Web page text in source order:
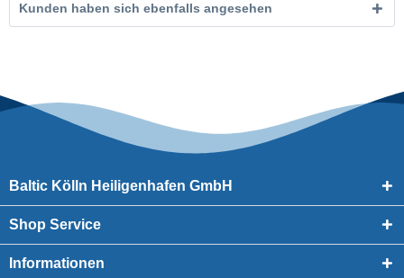
Kunden haben sich ebenfalls angesehen
Baltic Kölln Heiligenhafen GmbH
Shop Service
Informationen